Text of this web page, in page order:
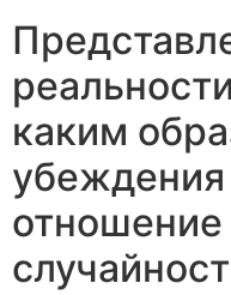
каким
отношение